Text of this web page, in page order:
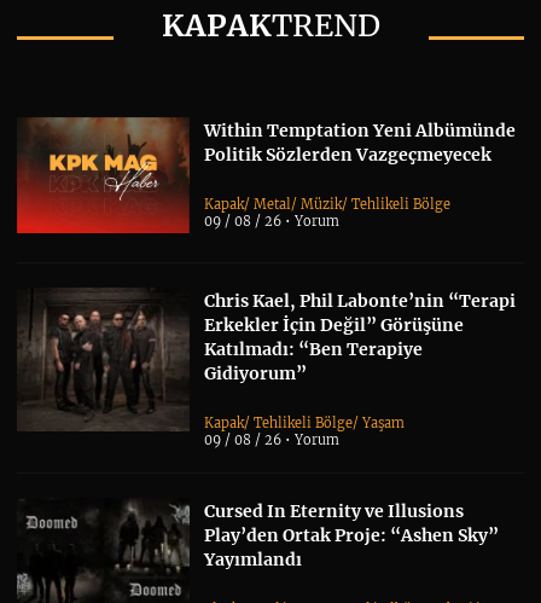
KAPAKTREND
Within Temptation Yeni Albümünde
Politik Sözlerden Vazgeçmeyecek
Kapak/Metal/Müzik/Tehlikeli Bölge
09 / 08 / 26 •Yorum
Chris Kael, Phil Labonte’nin “Terapi
Erkekler İçin Değil” Görüşüne
Katılmadı: “Ben Terapiye
Gidiyorum”
Kapak/Tehlikeli Bölge/Yaşam
09 / 08 / 26 •Yorum
Cursed In Eternity ve Illusions
Play’den Ortak Proje: “Ashen Sky”
Yayımlandı